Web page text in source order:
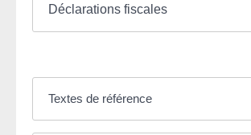
Déclarations fiscales
Textes de référence